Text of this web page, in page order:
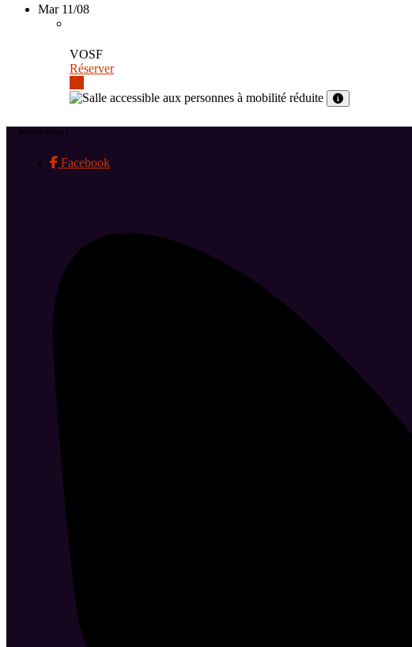
Mar 11/08
VOSF
Réserver
Suivez-nous !
Facebook